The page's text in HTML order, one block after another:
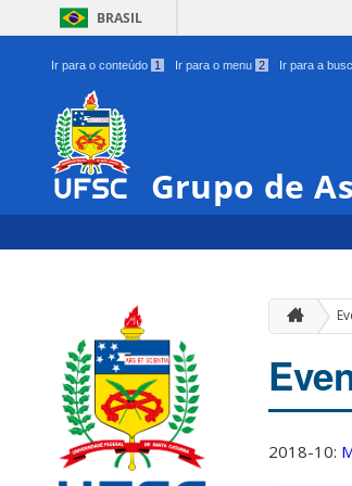
BRASIL
Ir para o conteúdo 1 Ir para o menu 2 Ir para a
Grupo de
2018-10: